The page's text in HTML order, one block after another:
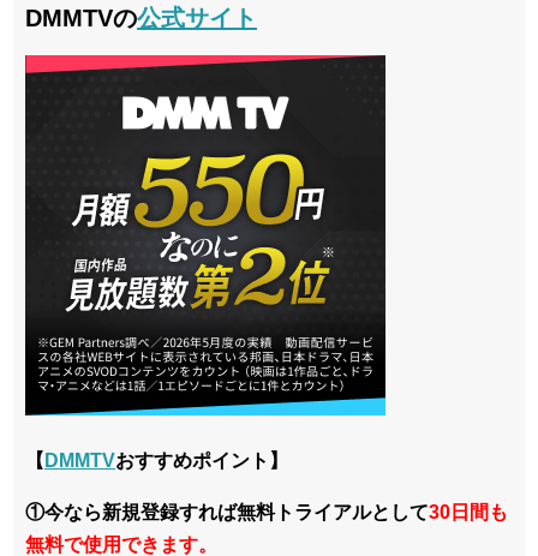
DMMTVの公式サイト
【 DMMTVおすすめポイント】
①今なら新規登録すれば無料トライアルとして30日間も
無料で使用できます。